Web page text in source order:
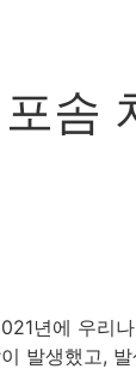
년에 우
발생했고,